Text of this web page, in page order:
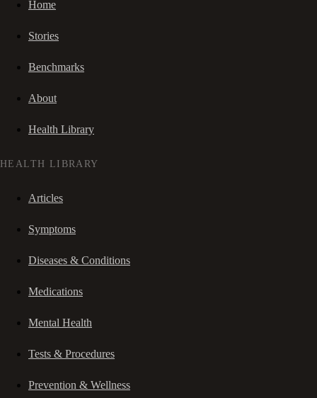
Home
Stories
Benchmarks
About
Health Library
HEALTH LIBRARY
Articles
Symptoms
Diseases & Conditions
Medications
Mental Health
Tests & Procedures
Prevention & Wellness